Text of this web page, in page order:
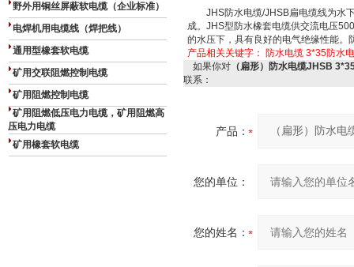
野外用铜丝屏蔽软电缆（企业标准）
电焊机用电缆线（焊把线）
通用型橡套软电缆
矿用交联阻燃控制电缆
矿用阻燃控制电缆
矿用阻燃低压电力电缆，矿用阻燃高
压电力电缆
矿用橡套软电缆
JHS防水电缆/JHSB扁电缆线为水下
成。JHS型防水橡套电缆供交流电压
的水压下，具有良好的电气绝缘性能
产品相关关键字： 防水电缆 3*35防水
如果你对 （扁形）防水电缆JHSB
联系：
产品：
您的单位：
您的姓名：